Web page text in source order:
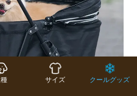
サイズ クールグッズ
・猫の夏のお散歩・お出かけに